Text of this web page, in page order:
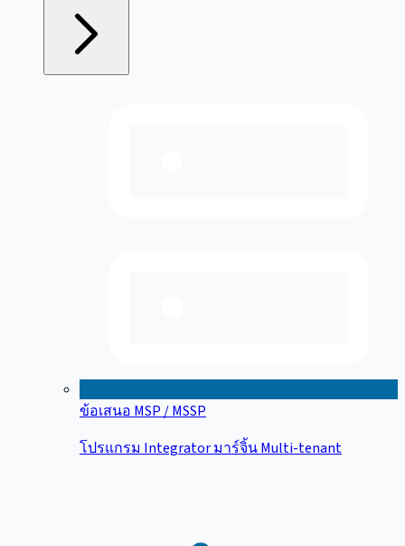
ข้อเสนอ MSP / MSSP
โปรแกรม Integrator มาร์จิ้น Multi-tenant